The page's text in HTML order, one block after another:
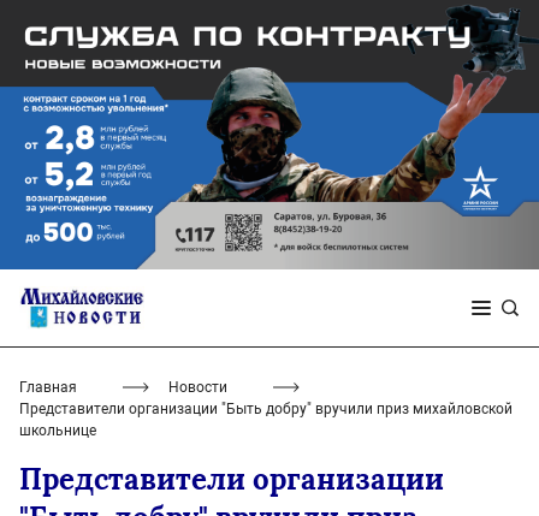
Главная
Новости
Представители организации "Быть добру" вручили приз михайловской
школьнице
Представители организации